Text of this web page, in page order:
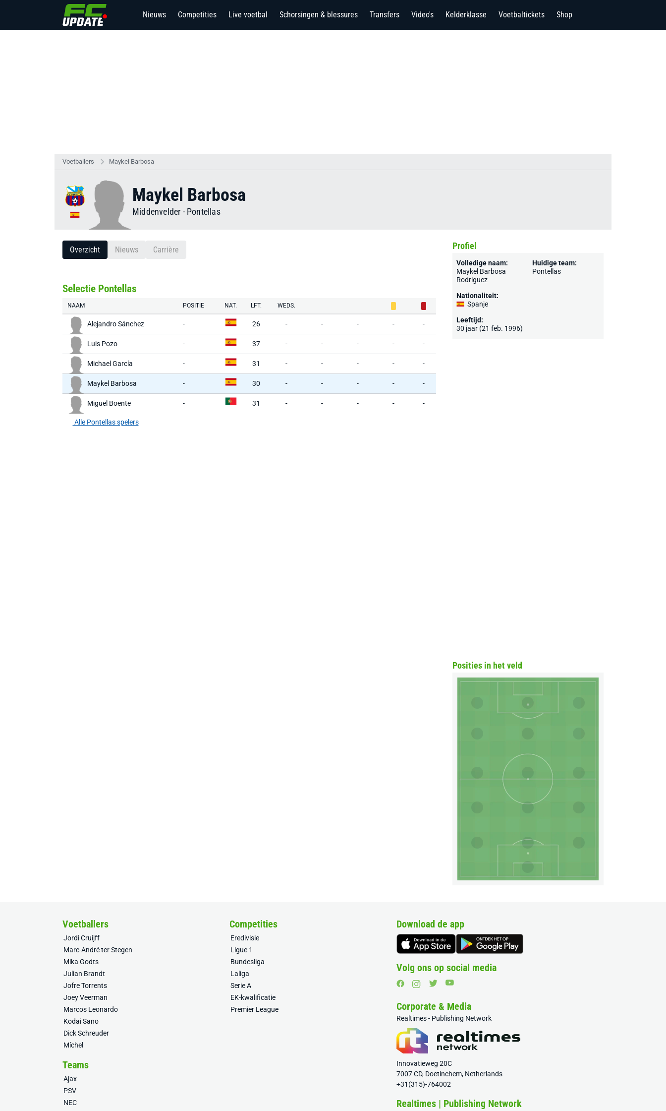
Nieuws Competities Live voetbal Schorsingen & blessures Transfers Video's Kelderklasse Voetbaltickets Shop
Voetballers Maykel Barbosa
Maykel Barbosa
Middenvelder - Pontellas
Overzicht Nieuws Carrière
Selectie Pontellas
NAAM POSITIE NAT. LFT. WEDS.
Alejandro Sánchez - 26 - - - - -
Luis Pozo - 37 - - - - -
Michael García - 31 - - - - -
Maykel Barbosa - 30 - - - - -
Miguel Boente - 31 - - - - -
Alle Pontellas spelers
Profiel
Volledige naam:
Maykel Barbosa
Rodriguez
Nationaliteit:
Spanje
Leeftijd:
30 jaar (21 feb. 1996)
Huidige team:
Pontellas
Posities in het veld
Voetballers
Jordi Cruijff
Marc-André ter Stegen
Mika Godts
Julian Brandt
Jofre Torrents
Joey Veerman
Marcos Leonardo
Kodai Sano
Dick Schreuder
Míchel
Competities
Eredivisie
Ligue 1
Bundesliga
Laliga
Serie A
EK-kwalificatie
Premier League
Teams
Ajax
PSV
NEC
Download de app
Volg ons op social media
Corporate & Media
Realtimes - Publishing Network
Innovatieweg 20C
7007 CD, Doetinchem, Netherlands
+31(315)-764002
Realtimes | Publishing Network